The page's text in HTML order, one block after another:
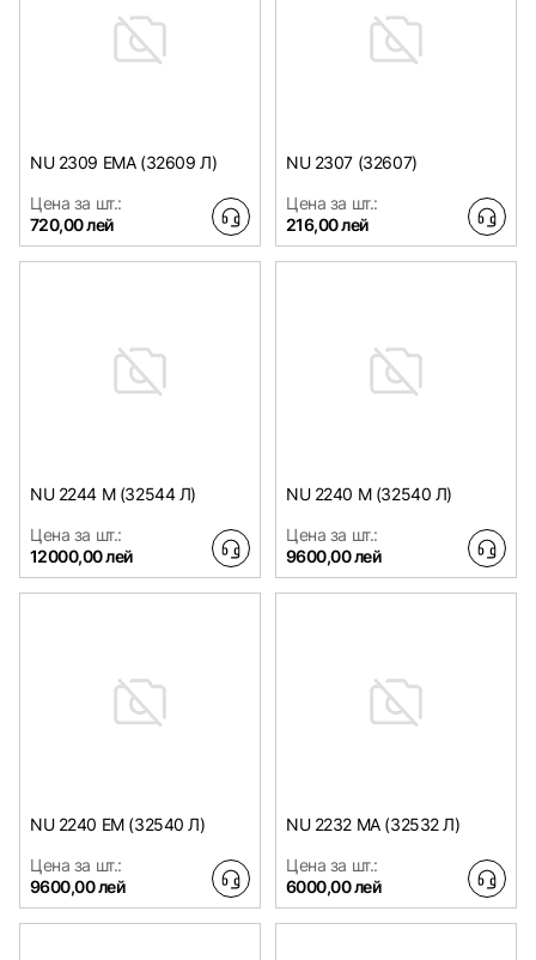
NU 2309 EMA (32609 Л)
Цена за шт.:
720,00 лей
NU 2307 (32607)
Цена за шт.:
216,00 лей
NU 2244 M (32544 Л)
Цена за шт.:
12000,00 лей
NU 2240 M (32540 Л)
Цена за шт.:
9600,00 лей
NU 2240 EM (32540 Л)
Цена за шт.:
9600,00 лей
NU 2232 MA (32532 Л)
Цена за шт.:
6000,00 лей